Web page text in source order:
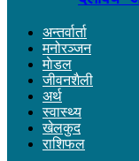
अन्तर्वार्ता
मनोरञ्जन
माेडल
जीवनशैली
अर्थ
स्वास्थ्य
खेलकुद
राशिफल